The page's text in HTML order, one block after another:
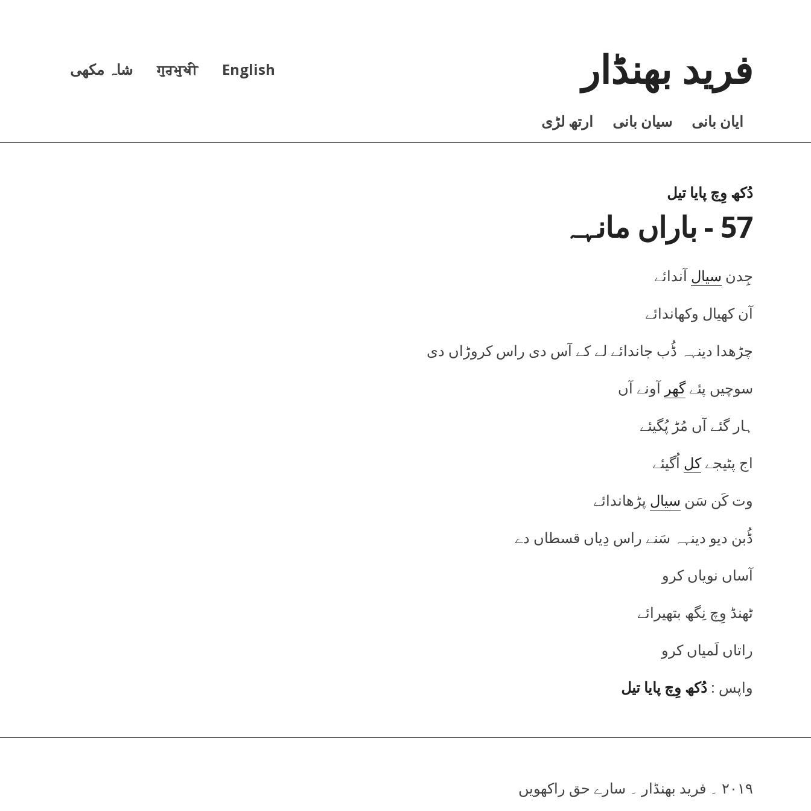
فرید بھنڈار English
ਗੁਰਮੁਖੀ شاہ مکھی
ايان بانی سيان بانی ارتھ لڑی
دُکھ وِچ پایا تیل
57 - باراں مانہہ
جِدن سیالآندائے
آن کھیال وکھاندائے
چڑھدا دینہہ ڈُب جاندائے لے کے آس دی راس کروڑاں دی
سوچیں پئےگھر آونے آں
ہار گئے آں مُڑ پُگیئے
اج پٹیجےکل اُگیئے
وت کَن سَن سیال پڑھاندائے
ڈُبن دیو دینہہ سَنے راس دِیاں قسطاں دے
آساں نویاں کرو
ٹھنڈ وِچ نِگھ بتھیرائے
راتاں لَمیاں کرو
واپس : دُکھ وِچ پایا تیل
۲۰۱۹ ۔ فرید بھنڈار ۔ سارے حق راکھویں